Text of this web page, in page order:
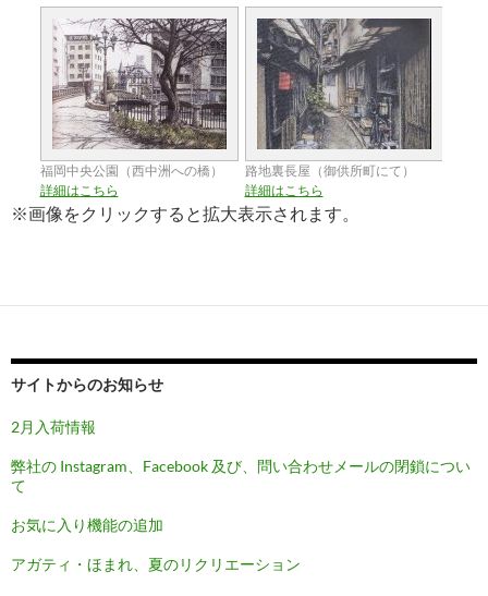
福岡中央公園（西中洲への橋）
詳細はこちら
路地裏長屋（御供所町にて）
詳細はこちら
※画像をクリックすると拡大表示されます。
サイトからのお知らせ
2月入荷情報
弊社の Instagram、Facebook 及び、問い合わせメールの閉鎖につい
て
お気に入り機能の追加
アガティ・ほまれ、夏のリクリエーション